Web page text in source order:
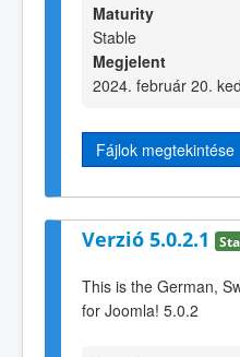
Maturity
Stable
Megjelent
2024. február 20.
Fájlok megtekintése
Verzió 5.0.2.1
This is the German,
for Joomla! 5.0.2